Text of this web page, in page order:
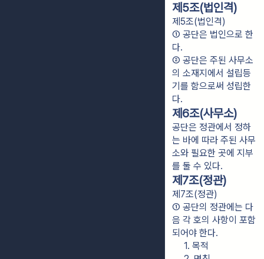
제5조(법인격)
제5조(법인격)
① 공단은 법인으로 한
다.
② 공단은 주된 사무소
의 소재지에서 설립등
기를 함으로써 성립한
다.
제6조(사무소)
공단은 정관에서 정하
는 바에 따라 주된 사무
소와 필요한 곳에 지부
를 둘 수 있다.
제7조(정관)
제7조(정관)
① 공단의 정관에는 다
음 각 호의 사항이 포함
되어야 한다.
1. 목적